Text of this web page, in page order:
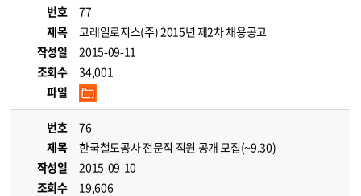
번호
77
제목
코레일로지스(주) 2015년 제2차 채용공고
작성일
2015-09-11
조회수
34,001
파일
번호
76
제목
한국철도공사 전문직 직원 공개 모집(~9.30)
작성일
2015-09-10
조회수
19,606